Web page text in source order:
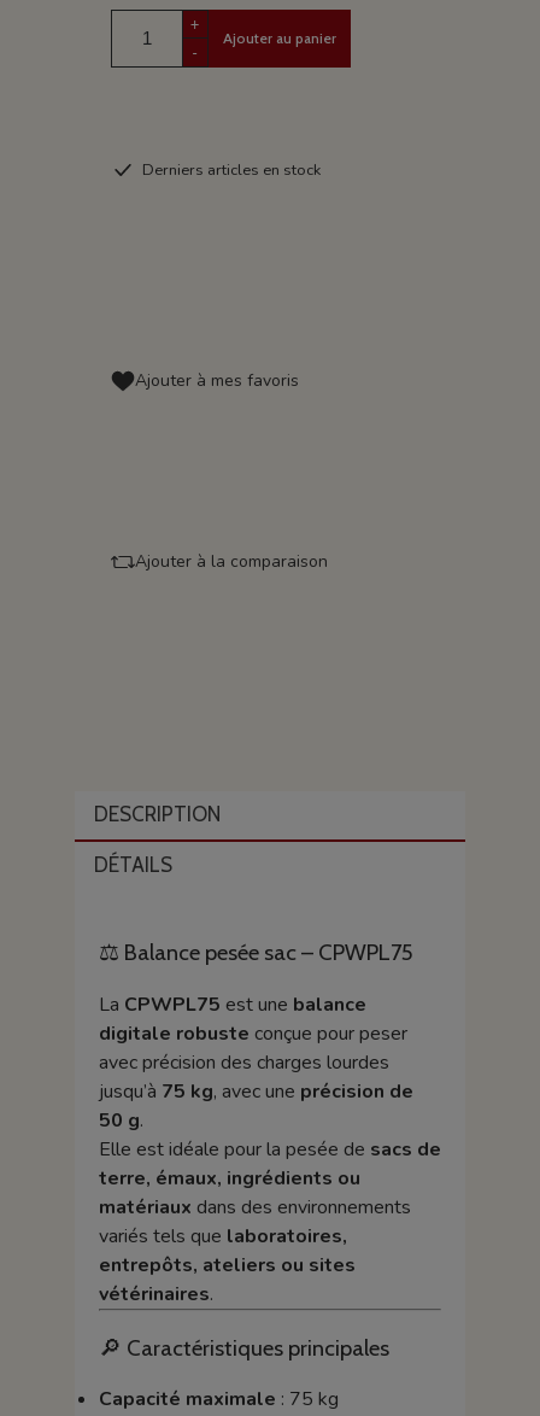
+
-
Ajouter au panier
Derniers articles en stock
Ajouter à mes favoris
Ajouter à la comparaison
DESCRIPTION
DÉTAILS
⚖️ Balance pesée sac – CPWPL75
La CPWPL75 est une balance
digitale robuste conçue pour peser
avec précision des charges lourdes
jusqu’à 75 kg, avec une précision de
50 g.
Elle est idéale pour la pesée de sacs de
terre, émaux, ingrédients ou
matériaux dans des environnements
variés tels que laboratoires,
entrepôts, ateliers ou sites
vétérinaires.
🔎 Caractéristiques principales
Capacité maximale : 75 kg